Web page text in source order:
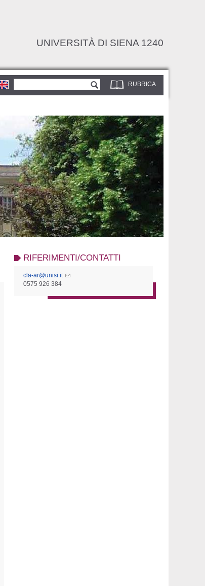
UNIVERSITÀ DI SIENA 1240
RUBRICA
Form di ricerca
RIFERIMENTI/CONTATTI
cla-ar@unisi.it
0575 926 384